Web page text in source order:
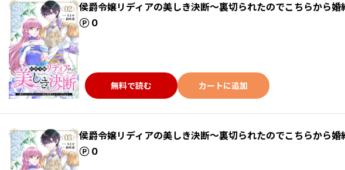
侯爵令嬢リディアの美しき決断～裏切られたのでこちらから婚
0
ポイント
無料で読む カートに追加
侯爵令嬢リディアの美しき決断～裏切られたのでこちらから婚
0
ポイント